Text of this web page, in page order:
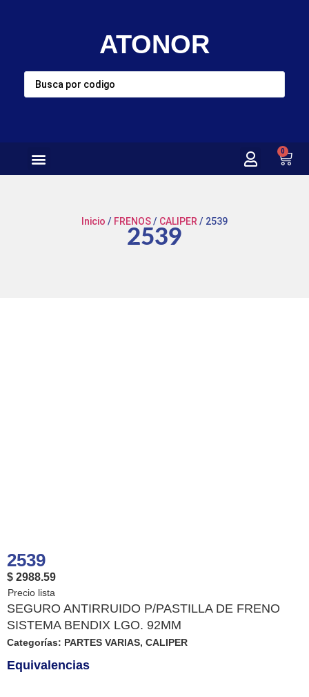
ATONOR
0
Inicio / FRENOS/ CALIPER / 2539
2539
2539
$ 2988.59
SEGURO ANTIRRUIDO P/PASTILLA DE FRENO
SISTEMA BENDIX LGO. 92MM
Categorías: PARTES VARIAS, CALIPER
Equivalencias